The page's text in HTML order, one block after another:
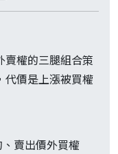
賣權的三腿組合策
代價是上漲被買權
賣出價外買權